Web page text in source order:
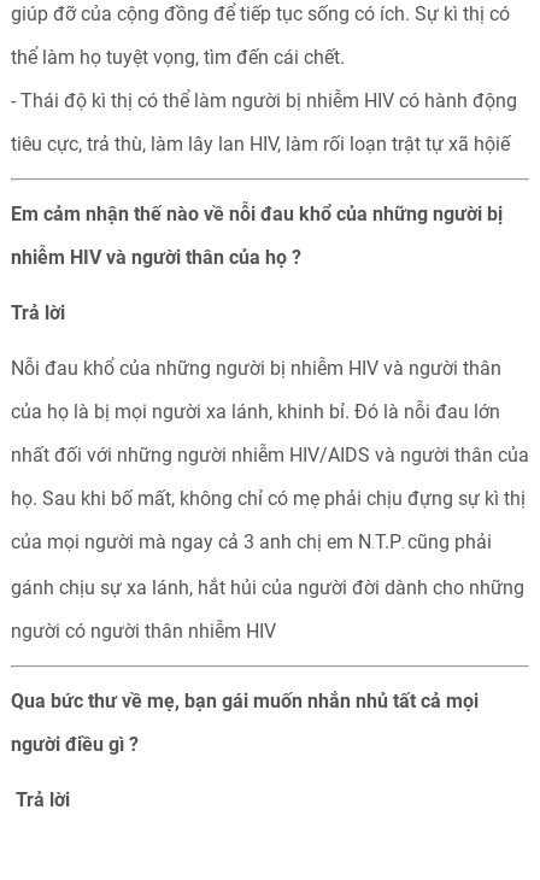
giúp đỡ của cộng đồng để tiếp tục sống có ích. Sự kì thị có
thể làm họ tuyệt vọng, tìm đến cái chết.
- Thái độ kì thị có thể làm người bị nhiễm HIV có hành động
tiêu cực, trả thù, làm lây lan HIV, làm rối loạn trật tự xã hộiế
Em cảm nhận thế nào về nỗi đau khổ của những người bị
nhiễm HIV và người thân của họ ?
Trả lời
Nỗi đau khổ của những người bị nhiễm HIV và người thân
của họ là bị mọi người xa lánh, khinh bỉ. Đó là nỗi đau lớn
nhất đối với những người nhiễm HIV/AIDS và người thân của
họ. Sau khi bố mất, không chỉ có mẹ phải chịu đựng sự kì thị
của mọi người mà ngay cả 3 anh chị em N T.P. cũng phải
gánh chịu sự xa lánh, hắt hủi của người đời dành cho những
người có người thân nhiễm HIV
Qua bức thư về mẹ, bạn gái muốn nhắn nhủ tất cả mọi
người điều gì ?
Trả lời